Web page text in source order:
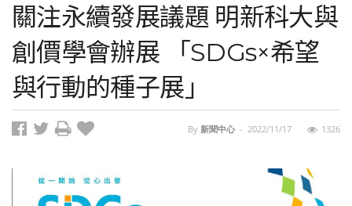
n
a
v
i
g
a
t
關注永續發展議題 明新科大與
創價學會辦展 「SDGs×希望
與行動的種子展」
By 新聞中心 - 2022/11/17 1326